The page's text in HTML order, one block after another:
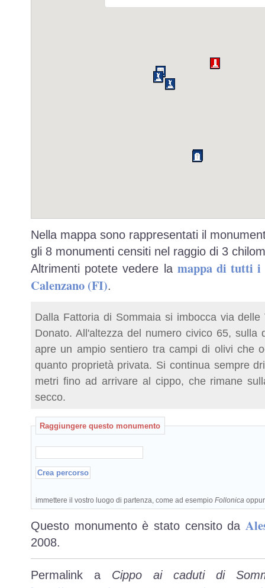
Nella mappa sono rappresentati il
gli 8 monumenti censiti nel raggio di 3
Altrimenti potete vedere la mappa di tutti i
Calenzano (FI).
Dalla Fattoria di Sommaia si imbocca via
Donato. All'altezza del numero civico 65, sulla
apre un ampio sentiero tra campi di olivi che
quanto proprietà privata. Si continua sempre
metri fino ad arrivare al cippo, che rimane
secco.
Raggiungere questo monumento
immettere il vostro luogo di partenza, come ad esempio Follonica
Questo monumento è stato censito da
2008.
Permalink a Cippo ai caduti di